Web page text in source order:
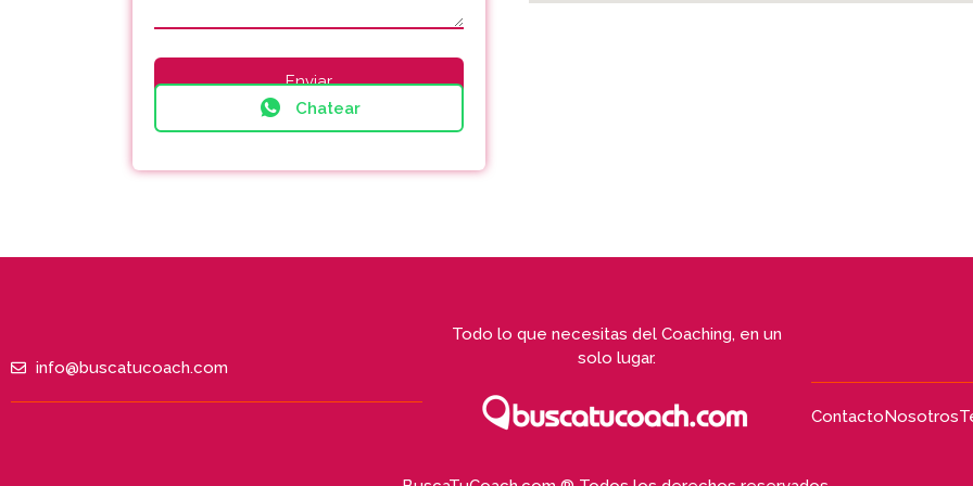
Chatear
info@buscatucoach.com
Todo lo que necesitas del Coaching, en un
solo lugar.
ContactoNosotros